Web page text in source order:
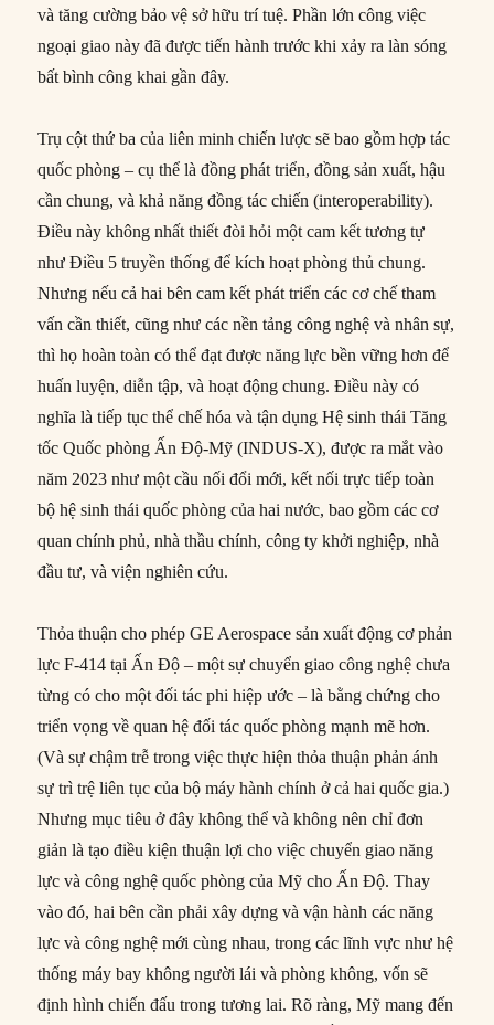
và tăng cường bảo vệ sở hữu trí tuệ. Phần lớn công việc
ngoại giao này đã được tiến hành trước khi xảy ra làn sóng
bất bình công khai gần đây.
Trụ cột thứ ba của liên minh chiến lược sẽ bao gồm hợp tác
quốc phòng – cụ thể là đồng phát triển, đồng sản xuất, hậu
cần chung, và khả năng đồng tác chiến (interoperability).
Điều này không nhất thiết đòi hỏi một cam kết tương tự
như Điều 5 truyền thống để kích hoạt phòng thủ chung.
Nhưng nếu cả hai bên cam kết phát triển các cơ chế tham
vấn cần thiết, cũng như các nền tảng công nghệ và nhân sự,
thì họ hoàn toàn có thể đạt được năng lực bền vững hơn để
huấn luyện, diễn tập, và hoạt động chung. Điều này có
nghĩa là tiếp tục thể chế hóa và tận dụng Hệ sinh thái Tăng
tốc Quốc phòng Ấn Độ-Mỹ (INDUS-X), được ra mắt vào
năm 2023 như một cầu nối đổi mới, kết nối trực tiếp toàn
bộ hệ sinh thái quốc phòng của hai nước, bao gồm các cơ
quan chính phủ, nhà thầu chính, công ty khởi nghiệp, nhà
đầu tư, và viện nghiên cứu.
Thỏa thuận cho phép GE Aerospace sản xuất động cơ phản
lực F-414 tại Ấn Độ – một sự chuyển giao công nghệ chưa
từng có cho một đối tác phi hiệp ước – là bằng chứng cho
triển vọng về quan hệ đối tác quốc phòng mạnh mẽ hơn.
(Và sự chậm trễ trong việc thực hiện thỏa thuận phản ánh
sự trì trệ liên tục của bộ máy hành chính ở cả hai quốc gia.)
Nhưng mục tiêu ở đây không thể và không nên chỉ đơn
giản là tạo điều kiện thuận lợi cho việc chuyển giao năng
lực và công nghệ quốc phòng của Mỹ cho Ấn Độ. Thay
vào đó, hai bên cần phải xây dựng và vận hành các năng
lực và công nghệ mới cùng nhau, trong các lĩnh vực như hệ
thống máy bay không người lái và phòng không, vốn sẽ
định hình chiến đấu trong tương lai. Rõ ràng, Mỹ mang đến